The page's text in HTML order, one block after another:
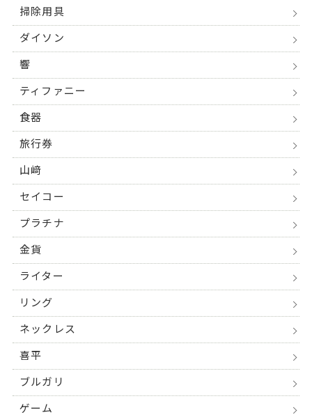
掃除用具
ダイソン
響
ティファニー
食器
旅行券
山﨑
セイコー
プラチナ
金貨
ライター
リング
ネックレス
喜平
ブルガリ
ゲーム